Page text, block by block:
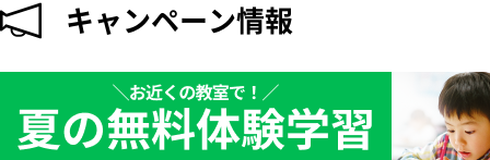
キャンペーン情報